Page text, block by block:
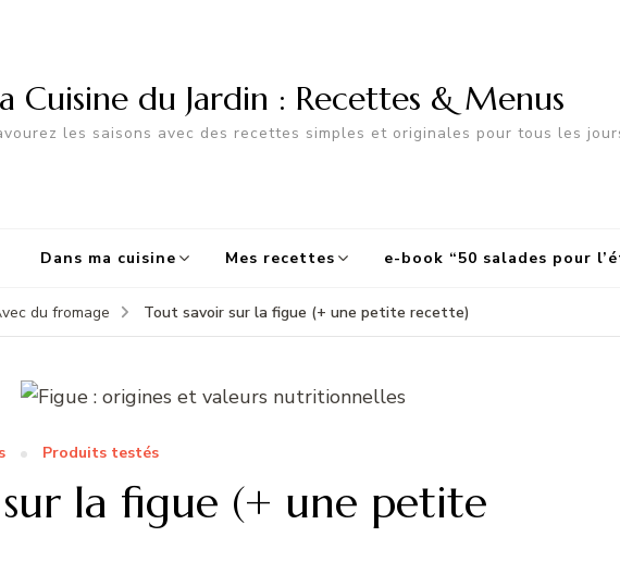
Cuisine du Jardin : Recettes & Menus
les saisons avec des recettes simples et originales pour tous les
Dans ma cuisine Mes recettes e-book “50 salades pour
du fromage Tout savoir sur la figue (+ une petite recette)
Produits testés
la figue (+ une petite